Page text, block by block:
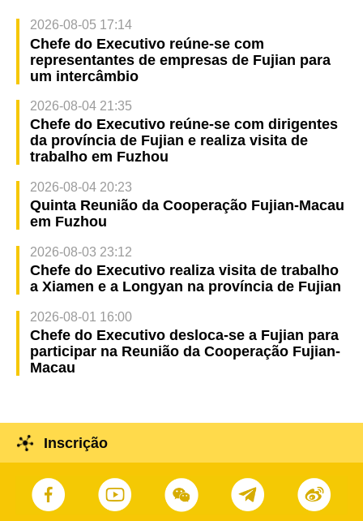
2026-08-05 17:14
Chefe do Executivo reúne-se com
representantes de empresas de Fujian para
um intercâmbio
2026-08-04 21:35
Chefe do Executivo reúne-se com dirigentes
da província de Fujian e realiza visita de
trabalho em Fuzhou
2026-08-04 20:23
Quinta Reunião da Cooperação Fujian-Macau
em Fuzhou
2026-08-03 23:12
Chefe do Executivo realiza visita de trabalho
a Xiamen e a Longyan na província de Fujian
2026-08-01 16:00
Chefe do Executivo desloca-se a Fujian para
participar na Reunião da Cooperação Fujian-
Macau
Inscrição